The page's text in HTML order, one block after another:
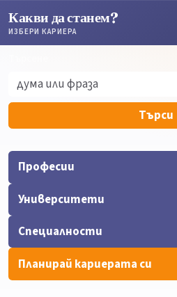
Какви да станем?
ИЗБЕРИ КАРИЕРА
Търси
Професии
Университети
Специалности
Планирай кариерата си